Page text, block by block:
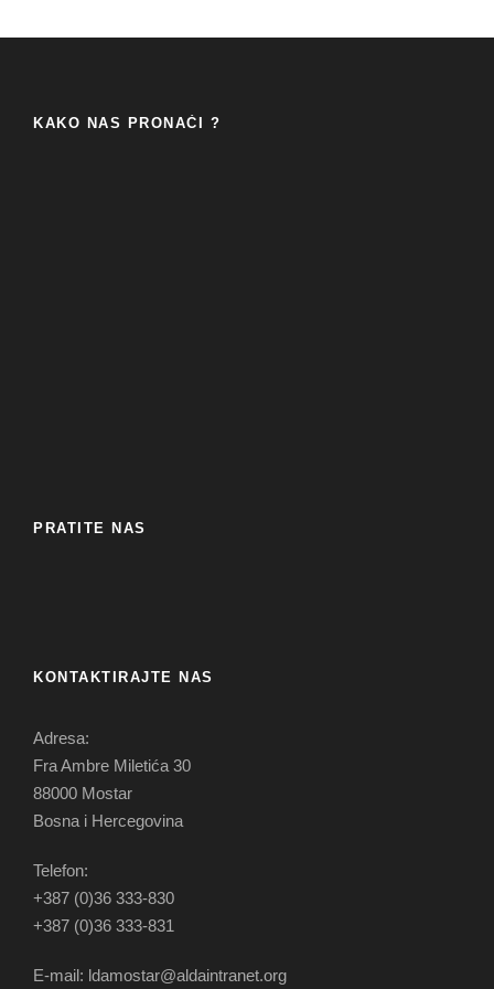
KAKO NAS PRONAĆI ?
PRATITE NAS
KONTAKTIRAJTE NAS
Adresa:
Fra Ambre Miletića 30
88000 Mostar
Bosna i Hercegovina
Telefon:
+387 (0)36 333-830
+387 (0)36 333-831
E-mail: ldamostar@aldaintranet.org